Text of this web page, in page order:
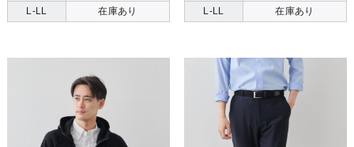
L-LL
在庫あり
L-LL
在庫あり